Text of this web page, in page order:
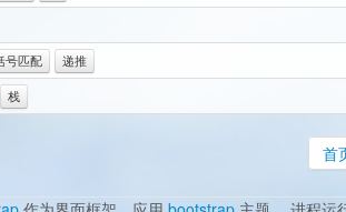
号匹配 递推
栈
首